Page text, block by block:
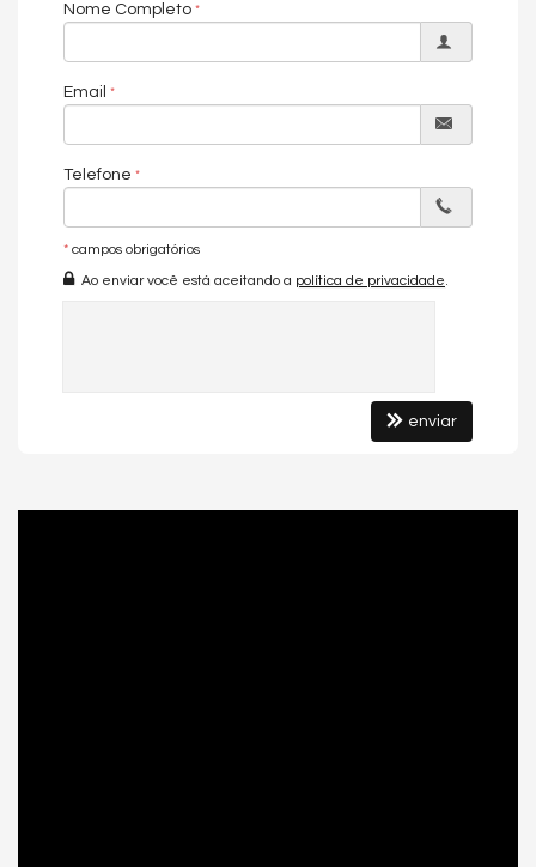
Condições de pagamento: À vista ou financiamento.
Agende uma visita e vivencie uma experiência única!
Entrega Setembro 2025
Living
Sala de Jantar
Cozinha
Sacada Integrada
Banheiro Social
Nome Completo
Email
Telefone
* campos obrigatórios
Ao enviar você está aceitando a política de privacidade.
enviar